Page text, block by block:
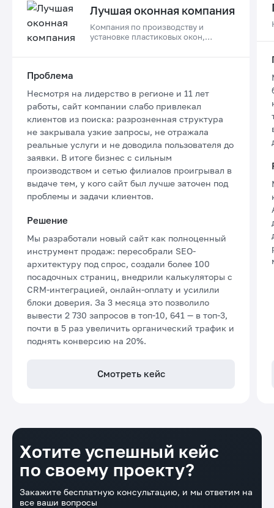
Лучшая оконная компания
Компания по производству и
установке пластиковых окон,
Смотреть кейс
Проблема
Несмотря на лидерство в регионе и 11 лет
работы, сайт компании слабо привлекал
клиентов из поиска: разрозненная структура
не закрывала узкие запросы, не отражала
реальные услуги и не доводила пользователя до
заявки. В итоге бизнес с сильным
производством и сетью филиалов проигрывал в
выдаче тем, у кого сайт был лучше заточен под
проблемы и задачи клиентов.
Решение
Мы разработали новый сайт как полноценный
инструмент продаж: пересобрали SEO-
архитектуру под спрос, создали более 100
посадочных страниц, внедрили калькуляторы с
CRM-интеграцией, онлайн-оплату и усилили
блоки доверия. За 3 месяца это позволило
вывести 2 730 запросов в топ-10, 641 — в топ-3,
почти в 5 раз увеличить органический трафик и
поднять конверсию на 20%.
Хотите успешный кейс
по своему проекту?
Закажите бесплатную консультацию, и мы ответим на
все ваши вопросы